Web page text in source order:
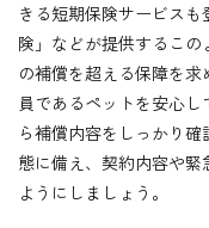
きる短期保険サービス
険」などが提供するこ
の補償を超える保障を
員であるペットを安心
ら補償内容をしっかり
態に備え、契約内容や
ようにしましょう。